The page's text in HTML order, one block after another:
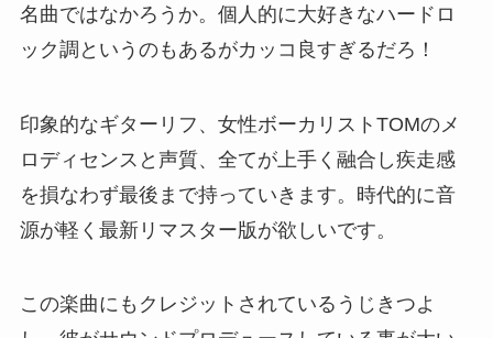
名曲ではなかろうか。個人的に大好きなハードロ
ック調というのもあるがカッコ良すぎるだろ！
印象的なギターリフ、女性ボーカリストTOMのメ
ロディセンスと声質、全てが上手く融合し疾走感
を損なわず最後まで持っていきます。時代的に音
源が軽く最新リマスター版が欲しいです。
この楽曲にもクレジットされているうじきつよ